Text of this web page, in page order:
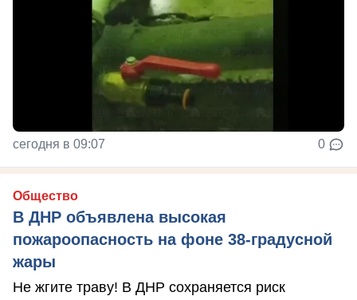
сегодня в 09:07 0
Общество
В ДНР объявлена высокая
пожароопасность на фоне 38-градусной
жары
Не жгите траву! В ДНР сохраняется риск